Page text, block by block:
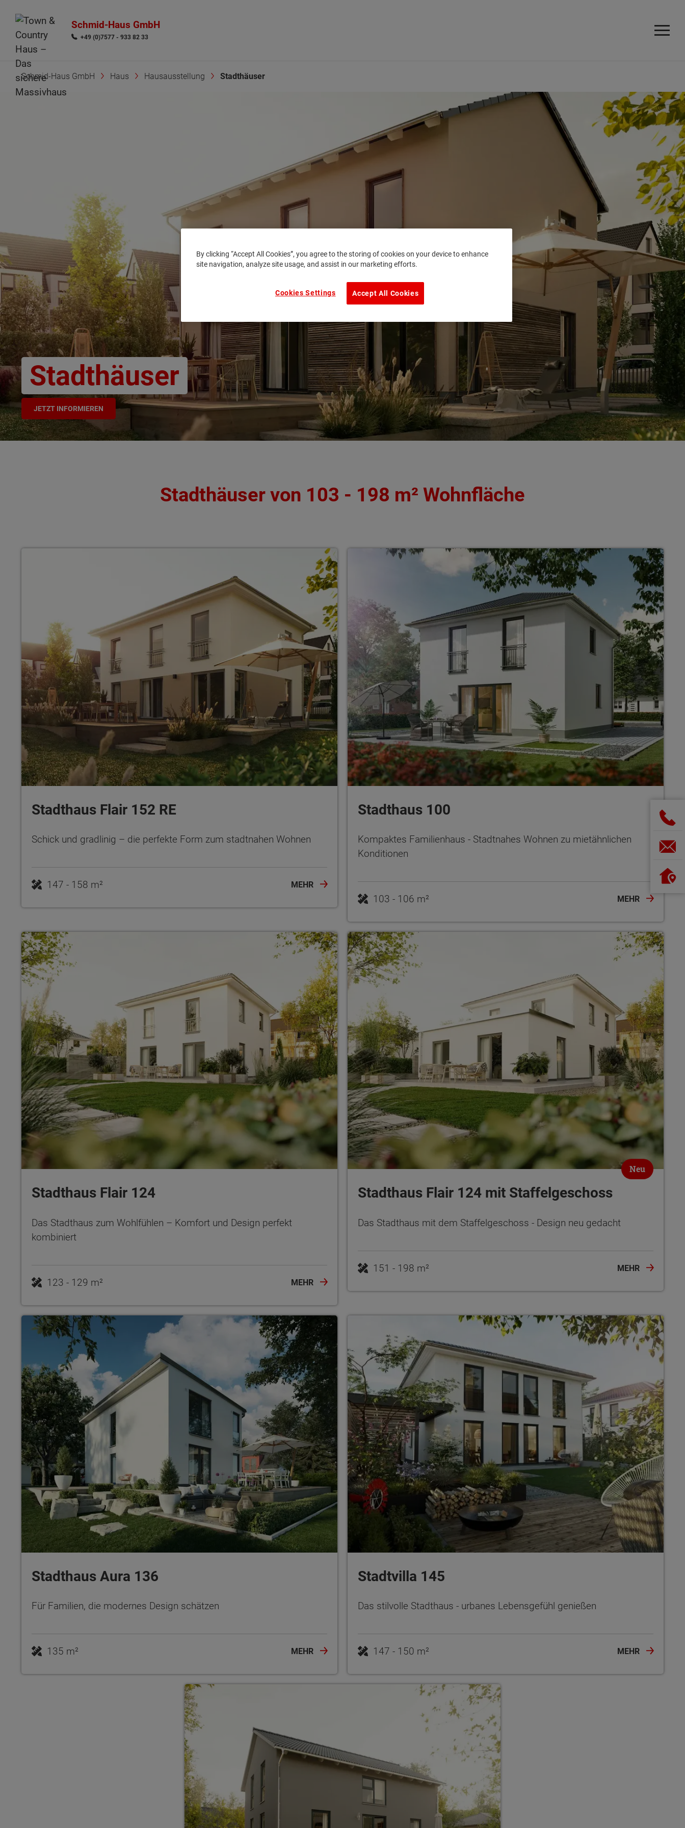
Schmid-Haus GmbH
+49 (0)7577 - 933 82 33
Schmid-Haus GmbH Haus Hausausstellung Stadthäuser
Stadthäuser
JETZT INFORMIEREN
Stadthäuser von 103 - 198 m² Wohnfläche
Stadthaus Flair 152 RE
Schick und gradlinig – die perfekte Form zum stadtnahen Wohnen
MEHR
Stadthaus 100
Kompaktes Familienhaus - Stadtnahes Wohnen zu mietähnlichen
Konditionen
103 - 106 m² MEHR
Stadthaus Flair 124
Das Stadthaus zum Wohlfühlen – Komfort und Design perfekt
kombiniert
123 - 129 m² MEHR
Neu
Stadthaus Flair 124 mit Staffelgeschoss
Das Stadthaus mit dem Staffelgeschoss - Design neu gedacht
151 - 198 m² MEHR
Stadthaus Aura 136
Für Familien, die modernes Design schätzen
135 m² MEHR
Stadtvilla 145
Das stilvolle Stadthaus - urbanes Lebensgefühl genießen
147 - 150 m² MEHR
Wonach möchten Sie suchen?
By clicking “Accept All Cookies”, you agree to the storing of cookies on your device to enhance
site navigation, analyze site usage, and assist in our marketing efforts.
Accept All Cookies
Cookies Settings